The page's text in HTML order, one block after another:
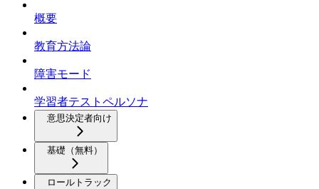
概要
教育方法論
障害モード
学習者テストペルソナ
意思決定者向け
基礎（無料）
ロールトラック